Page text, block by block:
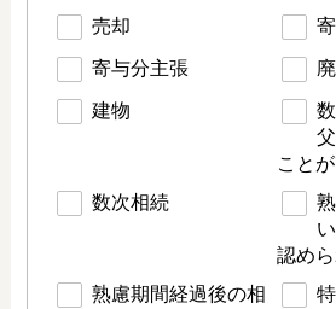
売却
寄与分主張
建物
こと
数次相続
認め
熟慮期間経過後の相